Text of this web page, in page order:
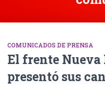
COMUNICADOS DE PRENSA
El frente Nueva
presentó sus